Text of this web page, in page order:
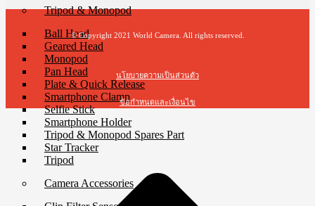
Tripod & Monopod
Ball Head
Geared Head
Monopod
Pan Head
Plate & Quick Release
Smartphone Clamp
Selfie Stick
Smartphone Holder
Tripod & Monopod Spares Part
Star Tracker
Tripod
Camera Accessories
© Copyright 2021 World Camera. All rights reserved.
นโยบายความเป็นส่วนตัว
ข้อกำหนดและเงื่อนไข